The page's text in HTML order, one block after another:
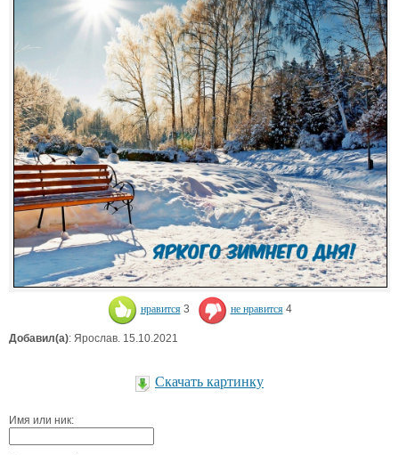
нравится 3 не нравится 4
Добавил(а): Ярослав. 15.10.2021
Скачать картинку
Имя или ник: